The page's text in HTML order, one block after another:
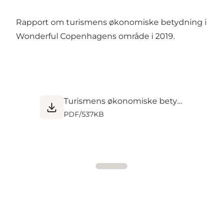
Rapport om turismens økonomiske betydning i
Wonderful Copenhagens område i 2019.
Turismens økonomiske betydning i Destination Wonderful Copenhagen 2019.pdf
PDF/537KB